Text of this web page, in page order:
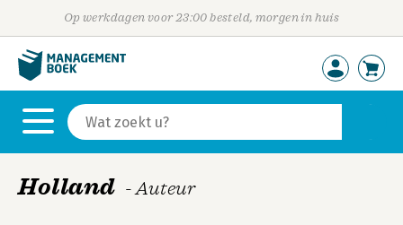
Op werkdagen voor 23:00 besteld, morgen in huis
Holland - Auteur